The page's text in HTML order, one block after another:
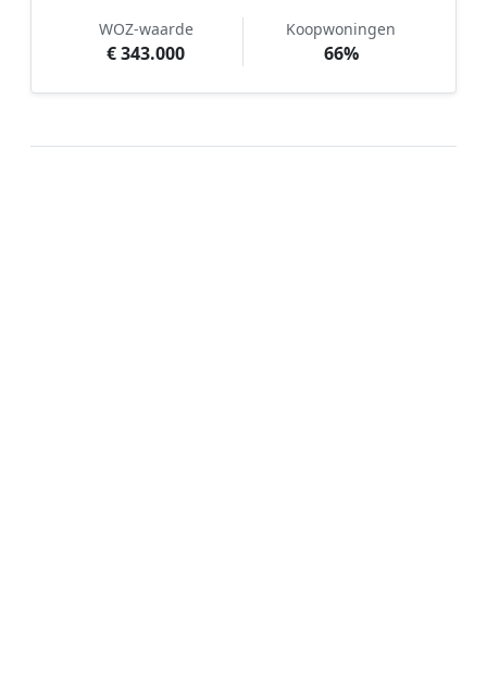
WOZ-waarde
€ 343.000
Koopwoningen
66%